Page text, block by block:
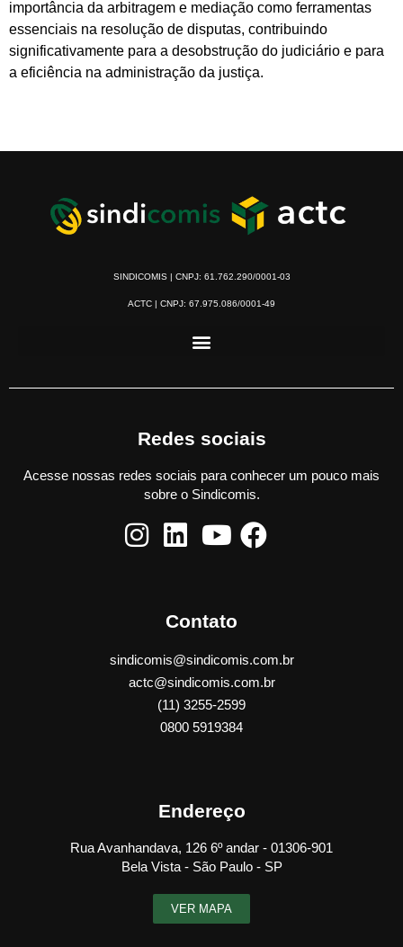
importância da arbitragem e mediação como ferramentas
essenciais na resolução de disputas, contribuindo
significativamente para a desobstrução do judiciário e para
a eficiência na administração da justiça.
SINDICOMIS | CNPJ: 61.762.290/0001-03
ACTC | CNPJ: 67.975.086/0001-49
Redes sociais
Acesse nossas redes sociais para conhecer um pouco mais
sobre o Sindicomis.
Contato
sindicomis@sindicomis.com.br
actc@sindicomis.com.br
(11) 3255-2599
0800 5919384
Endereço
Rua Avanhandava, 126 6º andar - 01306-901
Bela Vista - São Paulo - SP
VER MAPA